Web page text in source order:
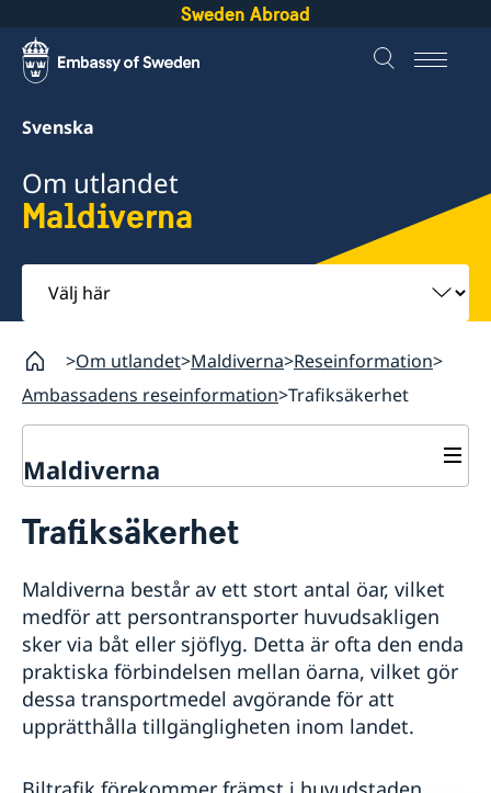
Sweden Abroad
Svenska
Om utlandet
Maldiverna
Välj
här
Om utlandet Maldiverna Reseinformation
Ambassadens reseinformation Trafiksäkerhet
Maldiverna
Hjälp till svenskar på Maldiverna
Pass på Maldiverna
Advokatlista
Ambassadens reseinformation
Aktuella händelser
Allmänna säkerhetsläget
Terrorism
Naturförhållanden och katastrofer
In- och utresebestämmelser
Lokala lagar och sedvänjor
Trafiksäkerhet
Maldiverna består av ett stort antal öar, vilket
medför att persontransporter huvudsakligen
sker via båt eller sjöflyg. Detta är ofta den enda
praktiska förbindelsen mellan öarna, vilket gör
dessa transportmedel avgörande för att
upprätthålla tillgängligheten inom landet.